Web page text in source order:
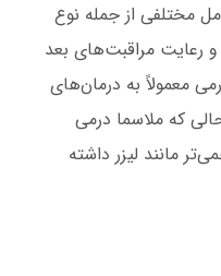
مختلفی از جمله نوع
رعایت مراقبت‌های بعد
معمولاً به درمان‌های
که ملاسما درمی
مانند لیزر داشته